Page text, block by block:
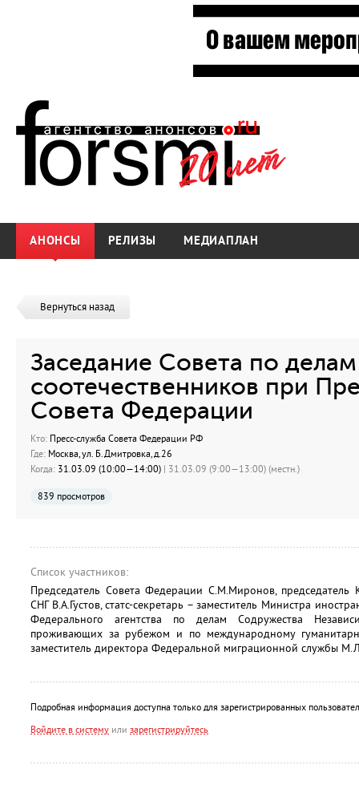
АНОНСЫ РЕЛИЗЫ МЕДИАПЛАН
Вернуться назад
Заседание Совета по делам
соотечественников при
Совета Федерации
Кто: Пресс-служба Совета Федерации РФ
Где: Москва, ул. Б.Дмитровка, д.26
Когда: 31.03.09 (10:00—14:00) | 31.03.09 (9:00—13:00) (местн.)
839 просмотров
Список участников:
Председатель Совета Федерации С.М.Миронов,
СНГ В.А.Густов, статс-секретарь – заместитель Министра
Федерального агентства по делам Содружества
проживающих за рубежом и по международному
заместитель директора Федеральной миграционной службы
Подробная информация доступна только для зарегистрированных
Войдите в систему или зарегистрируйтесь